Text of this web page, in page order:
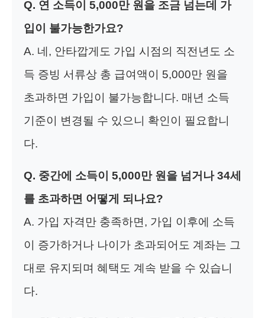
Q. 연 소득이 5,000만 원을 조금 넘는데 가
입이 불가능한가요?
A. 네, 안타깝게도 가입 시점의 직전년도 소
득 증빙 서류상 총 급여액이 5,000만 원을
초과하면 가입이 불가능합니다. 매년 소득
기준이 변경될 수 있으니 확인이 필요합니
다.
Q. 중간에 소득이 5,000만 원을 넘거나 34세
를 초과하면 어떻게 되나요?
A. 가입 자격만 충족하면, 가입 이후에 소득
이 증가하거나 나이가 초과되어도 계좌는 그
대로 유지되며 혜택도 계속 받을 수 있습니
다.